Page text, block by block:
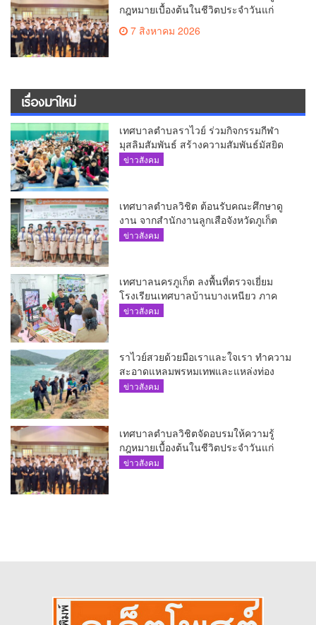
กฎหมายเบื้องต้นในชีวิตประจำวันแก่
เยาวชน
7 สิงหาคม 2026
เรื่องมาใหม่
เทศบาลตำบลราไวย์ ร่วมกิจกรรมกีฬา
มุสลิมสัมพันธ์ สร้างความสัมพันธ์มัสยิด
ข่าวสังคม
เทศบาลตำบลวิชิต ต้อนรับคณะศึกษาดู
งาน จากสำนักงานลูกเสือจังหวัดภูเก็ต
ข่าวสังคม
เทศบาลนครภูเก็ต ลงพื้นที่ตรวจเยี่ยม
โรงเรียนเทศบาลบ้านบางเหนียว ภาค
เรียนที่ 1
ข่าวสังคม
ราไวย์สวยด้วยมือเราและใจเรา ทำความ
สะอาดแหลมพรหมเทพและแหล่งท่อง
เที่ยว
ข่าวสังคม
เทศบาลตำบลวิชิตจัดอบรมให้ความรู้
กฎหมายเบื้องต้นในชีวิตประจำวันแก่
เยาวชน
ข่าวสังคม